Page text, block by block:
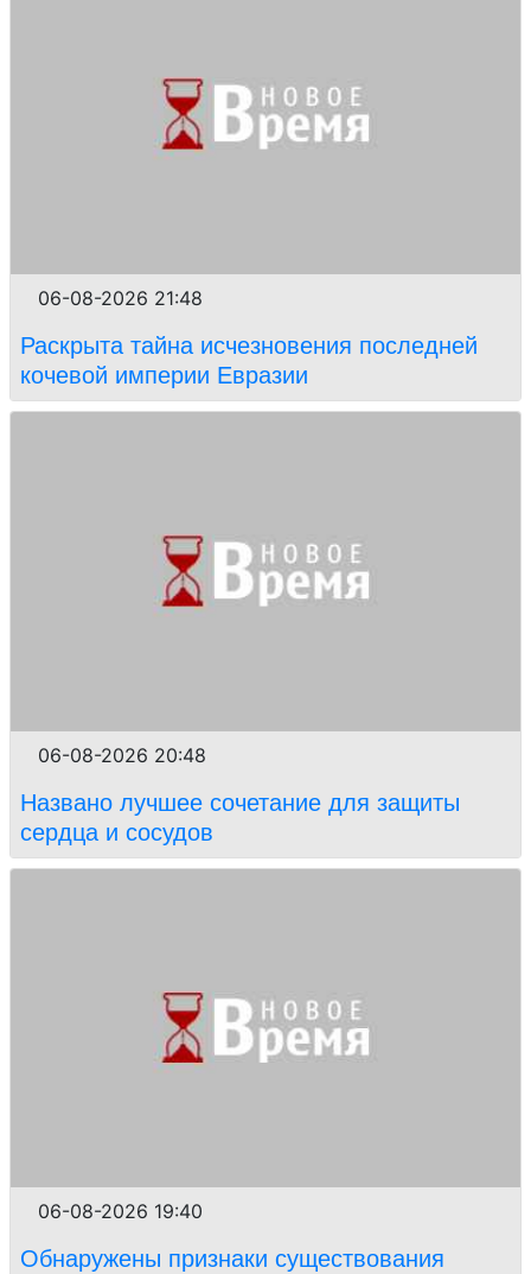
06-08-2026 21:48
Раскрыта тайна исчезновения последней
кочевой империи Евразии
06-08-2026 20:48
Названо лучшее сочетание для защиты
сердца и сосудов
06-08-2026 19:40
Обнаружены признаки существования